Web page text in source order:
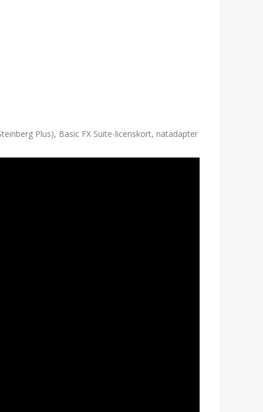
Plus), Basic FX Suite-licenskort, nätadapter